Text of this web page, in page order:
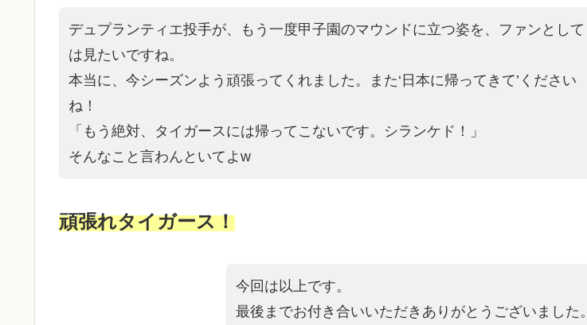
デュプランティエ投手が、もう一度甲子園のマウンドに立つ姿を、ファンとして
は見たいですね。
本当に、今シーズンよう頑張ってくれました。また‘日本に帰ってきて’ください
ね！
「もう絶対、タイガースには帰ってこないです。シランケド！」
そんなこと言わんといてよw
頑張れタイガース！
今回は以上です。
最後までお付き合いいただきありがとうございました。